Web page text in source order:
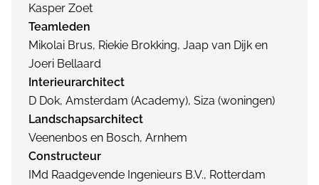
Kasper Zoet
Teamleden
Mikolai Brus, Riekie Brokking, Jaap van Dijk en
Joeri Bellaard
Interieurarchitect
D Dok, Amsterdam (Academy), Siza (woningen)
Landschapsarchitect
Veenenbos en Bosch, Arnhem
Constructeur
IMd Raadgevende Ingenieurs B.V., Rotterdam